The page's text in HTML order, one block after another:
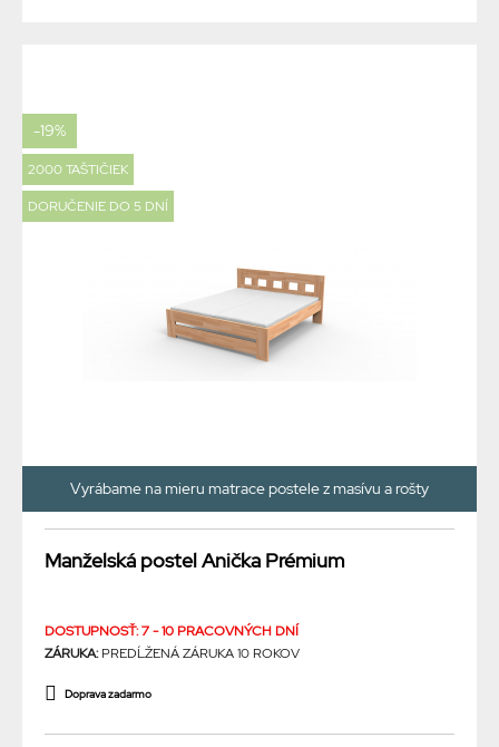
-19%
2000 TAŠTIČIEK
DORUČENIE DO 5 DNÍ
Vyrábame na mieru matrace postele z masívu a rošty
Manželská postel Anička Prémium
DOSTUPNOSŤ: 7 - 10 PRACOVNÝCH DNÍ
ZÁRUKA:PREDĹŽENÁ ZÁRUKA 10 ROKOV
Doprava zadarmo